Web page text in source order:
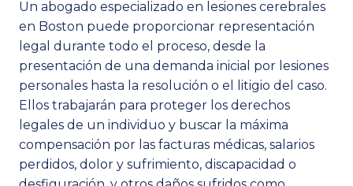
Un abogado especializado en lesiones cerebrales
en Boston puede proporcionar representación
legal durante todo el proceso, desde la
presentación de una demanda inicial por lesiones
personales hasta la resolución o el litigio del caso.
Ellos trabajarán para proteger los derechos
legales de un individuo y buscar la máxima
compensación por las facturas médicas, salarios
perdidos, dolor y sufrimiento, discapacidad o